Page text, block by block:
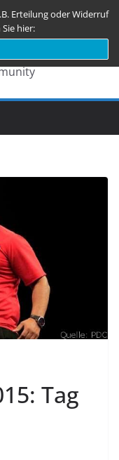
Tag
Erteilung oder Widerruf
hier: